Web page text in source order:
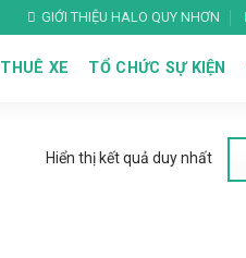
GIỚI THIỆU HALO QUY NHƠN
THUÊ XE TỔ CHỨC SỰ KIỆN
Hiển thị kết quả duy nhất